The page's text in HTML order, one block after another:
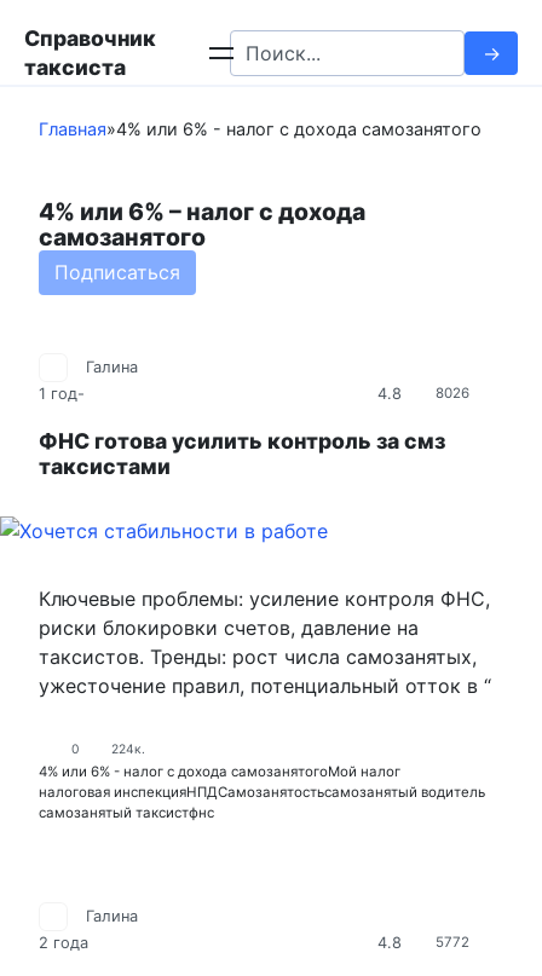
контенту
Справочник
таксиста
Search
for:
Главная»4% или 6% - налог с дохода самозанятого
4% или 6% – налог с дохода
самозанятого
Подписаться
8026
4.8
Галина
1 год-
ФНС готова усилить контроль за смз
таксистами
Ключевые проблемы: усиление контроля ФНС,
риски блокировки счетов, давление на
таксистов. Тренды: рост числа самозанятых,
ужесточение правил, потенциальный отток в “
0 224к.
4% или 6% - налог с дохода самозанятогоМой налог
налоговая инспекцияНПДСамозанятостьсамозанятый водитель
самозанятый таксистфнс
5772
4.8
Галина
2 года